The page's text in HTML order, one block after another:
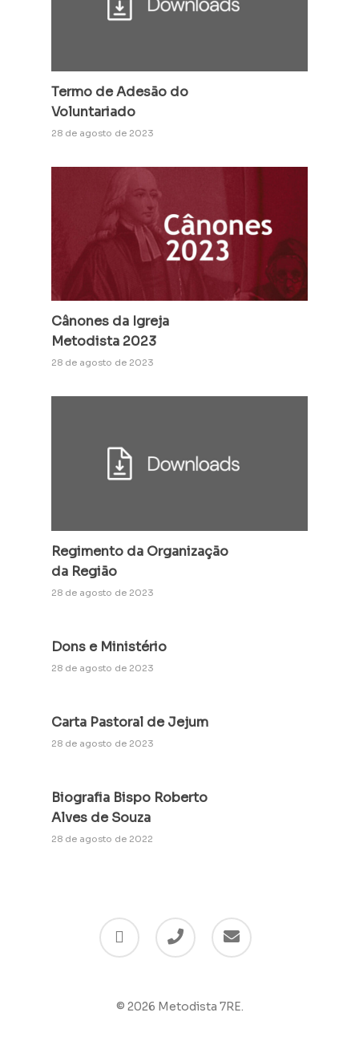
Termo de Adesão do
Voluntariado
28 de agosto de 2023
Cânones da Igreja
Metodista 2023
28 de agosto de 2023
Regimento da Organização
da Região
28 de agosto de 2023
Dons e Ministério
28 de agosto de 2023
Carta Pastoral de Jejum
28 de agosto de 2023
Biografia Bispo Roberto
Alves de Souza
28 de agosto de 2022
© 2026 Metodista 7RE.